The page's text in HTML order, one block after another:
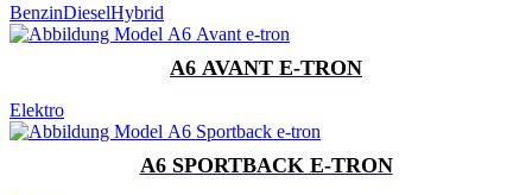
BenzinDieselHybrid
A6 AVANT E-TRON
Elektro
A6 SPORTBACK E-TRON